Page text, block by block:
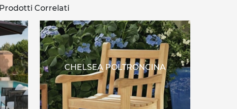
Prodotti Correlati
CHELSEA POLTRONCINA